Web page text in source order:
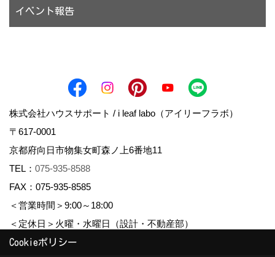
イベント報告
株式会社ハウスサポート / i leaf labo（アイリーフラボ）
〒617-0001
京都府向日市物集女町森ノ上6番地11
TEL： 075-935-8588
FAX：075-935-8585
＜営業時間＞9:00～18:00
＜定休日＞火曜・水曜日（設計・不動産部）
Cookieポリシー